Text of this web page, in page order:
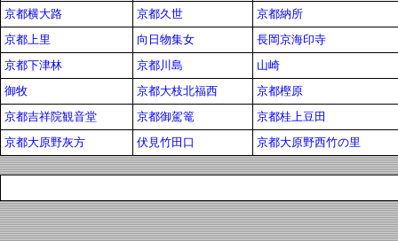
京都横大路
京都久世
京都納所
京都上里
向日物集女
長岡京海印寺
京都下津林
京都川島
山崎
御牧
京都大枝北福西
京都樫原
京都吉祥院観音堂
京都御駕篭
京都桂上豆田
京都大原野灰方
伏見竹田口 京都大原野西竹の里